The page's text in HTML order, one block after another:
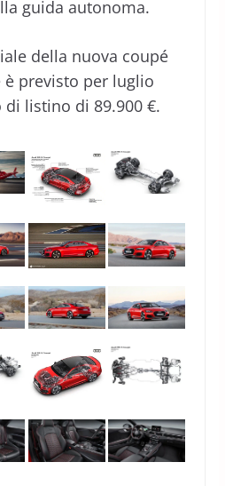
guida autonoma.
della nuova coupé
previsto per luglio
di listino di 89.900 €.